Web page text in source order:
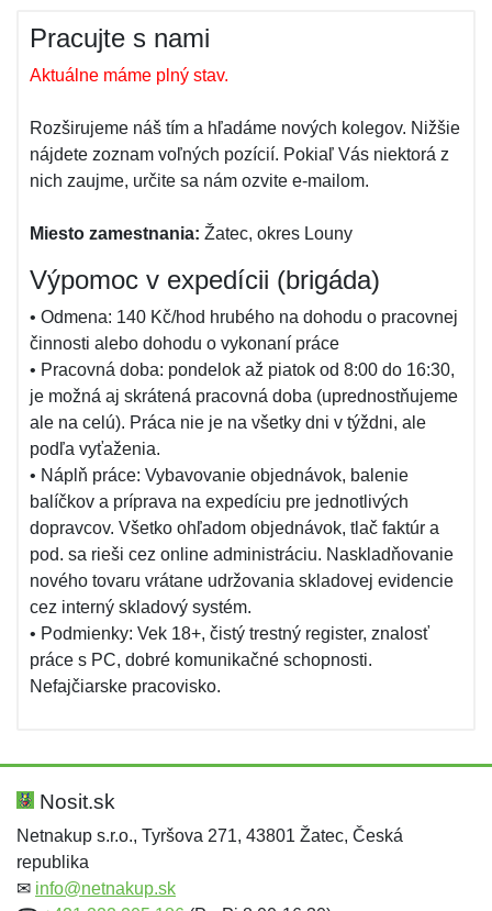
Pracujte s nami
Aktuálne máme plný stav.
Rozširujeme náš tím a hľadáme nových kolegov. Nižšie
nájdete zoznam voľných pozícií. Pokiaľ Vás niektorá z
nich zaujme, určite sa nám ozvite e-mailom.
Miesto zamestnania: Žatec, okres Louny
Výpomoc v expedícii (brigáda)
• Odmena: 140 Kč/hod hrubého na dohodu o pracovnej
činnosti alebo dohodu o vykonaní práce
• Pracovná doba: pondelok až piatok od 8:00 do 16:30,
je možná aj skrátená pracovná doba (uprednostňujeme
ale na celú). Práca nie je na všetky dni v týždni, ale
podľa vyťaženia.
• Náplň práce: Vybavovanie objednávok, balenie
balíčkov a príprava na expedíciu pre jednotlivých
dopravcov. Všetko ohľadom objednávok, tlač faktúr a
pod. sa rieši cez online administráciu. Naskladňovanie
nového tovaru vrátane udržovania skladovej evidencie
cez interný skladový systém.
• Podmienky: Vek 18+, čistý trestný register, znalosť
práce s PC, dobré komunikačné schopnosti.
Nefajčiarske pracovisko.
Nosit.sk
Netnakup s.r.o., Tyršova 271, 43801 Žatec, Česká
republika
✉ info@netnakup.sk